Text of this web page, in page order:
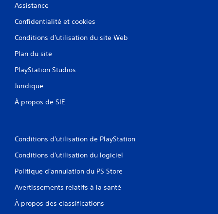
Assistance
Confidentialité et cookies
Conditions d'utilisation du site Web
Plan du site
PlayStation Studios
Juridique
À propos de SIE
Conditions d'utilisation de PlayStation
Conditions d'utilisation du logiciel
Politique d'annulation du PS Store
Avertissements relatifs à la santé
À propos des classifications